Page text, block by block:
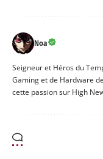
Noa
Seigneur et Héros du
Gaming et de Hardware
cette passion sur High